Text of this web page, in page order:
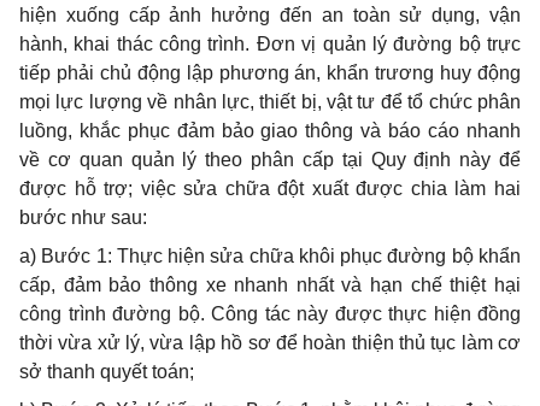
hiện xuống cấp ảnh hưởng đến an toàn sử dụng, vận
hành, khai thác công trình. Đơn vị quản lý đường bộ trực
tiếp phải chủ động lập phương án, khẩn trương huy động
mọi lực lượng về nhân lực, thiết bị, vật tư để tổ chức phân
luồng, khắc phục đảm bảo giao thông và báo cáo nhanh
về cơ quan quản lý theo phân cấp tại Quy định này để
được hỗtrợ; việc sửa chữa đột xuất được chia làm hai
bước như sau:
a) Bước 1: Thực hiện sửa chữa khôi phục đường bộ khẩn
cấp, đảm bảo thông xe nhanh nhất và hạn chế thiệt hại
công trình đường bộ. Công tác này được thực hiện đồng
thời vừa xử lý, vừa lập hồ sơ để hoàn thiện thủ tục làm cơ
sở thanh quyết toán;